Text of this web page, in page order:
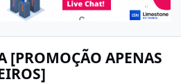
[PROMOÇÃO APENAS